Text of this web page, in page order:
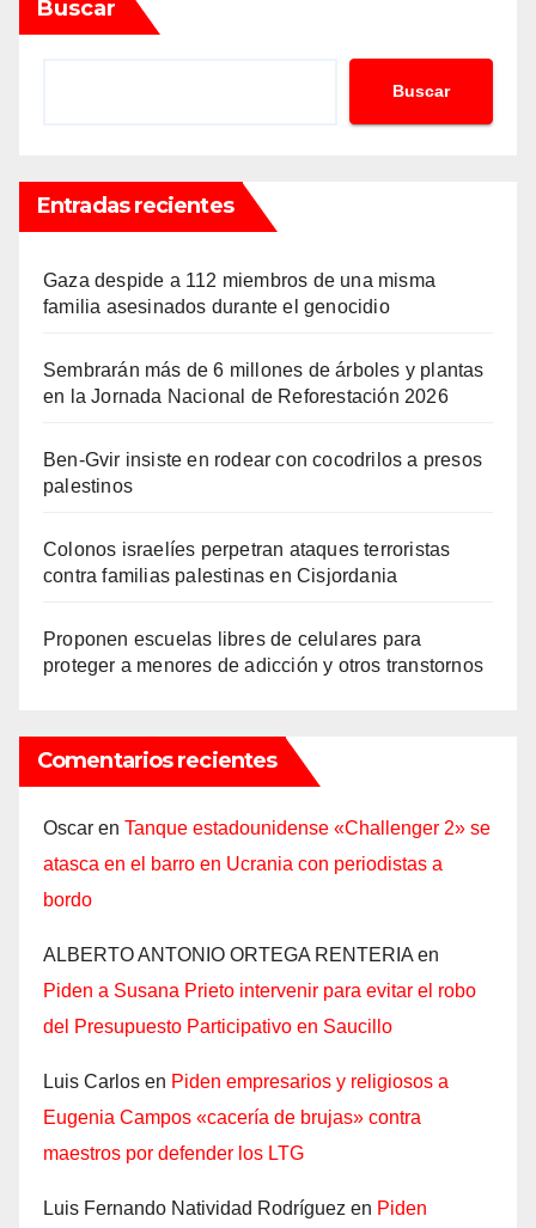
Buscar
Buscar
Entradas recientes
Gaza despide a 112 miembros de una misma
familia asesinados durante el genocidio
Sembrarán más de 6 millones de árboles y plantas
en la Jornada Nacional de Reforestación 2026
Ben-Gvir insiste en rodear con cocodrilos a presos
palestinos
Colonos israelíes perpetran ataques terroristas
contra familias palestinas en Cisjordania
Proponen escuelas libres de celulares para
proteger a menores de adicción y otros transtornos
Comentarios recientes
Oscar en Tanque estadounidense «Challenger 2» se
atasca en el barro en Ucrania con periodistas a
bordo
ALBERTO ANTONIO ORTEGA RENTERIA en
Piden a Susana Prieto intervenir para evitar el robo
del Presupuesto Participativo en Saucillo
Luis Carlos en Piden empresarios y religiosos a
Eugenia Campos «cacería de brujas» contra
maestros por defender los LTG
Luis Fernando Natividad Rodríguez en Piden